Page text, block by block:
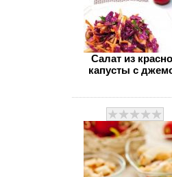
Салат из
капусты с